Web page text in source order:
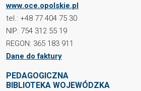
www.oce.opolskie.pl
tel.: +48 77 404 75 30
NIP: 754 312 55 19
REGON: 365 183 911
Dane do faktury
PEDAGOGICZNA
BIBLIOTEKA WOJEWÓDZKA